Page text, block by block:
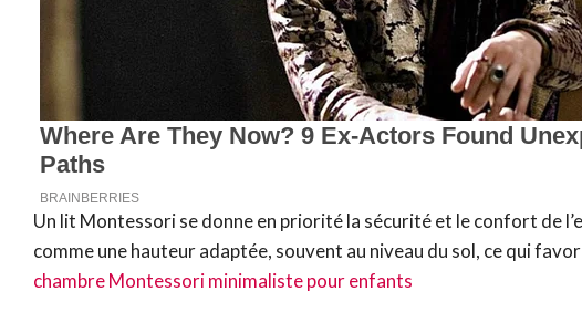
Un lit Montessori se donne en priorité la sécurité et le confort de
comme une hauteur adaptée, souvent au niveau du sol, ce qui
chambre Montessori minimaliste pour enfants